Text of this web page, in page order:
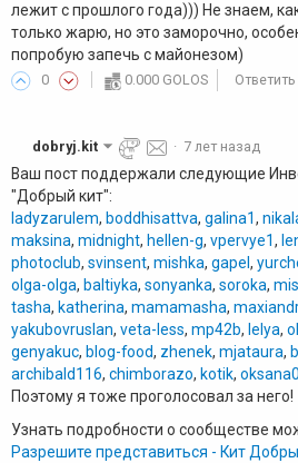
лежит с прошлого года))) Не знаем,
только жарю, но это заморочно,
попробую запечь с майонезом)
0 0.000 GOLOS Ответить
dobryj.kit · 7 лет назад
Ваш пост поддержали следующие
"Добрый кит":
ladyzarulem, boddhisattva, galina1,
maksina, midnight, hellen-g, vpervye1,
photoclub, svinsent, mishka, gapel ,
olga-olga, baltiyka, sonyanka, soroka,
tasha, katherina, mamamasha, maxiandr
yakubovruslan, veta-less, mp42b, lelya,
genyakuc, blog-food, zhenek, mjataura,
archibald116, chimborazo, kotik,
Поэтому я тоже проголосовал за него!
Узнать подробности о сообществе
Разрешите представиться - Кит